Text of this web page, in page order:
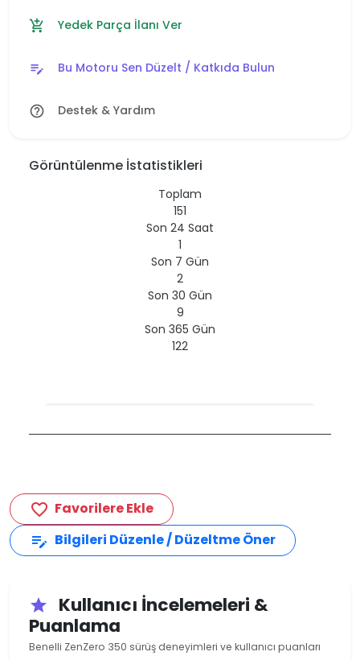
add_shopping_cart Yedek Parça İlanı Ver
edit_note Bu Motoru Sen Düzelt / Katkıda Bulun
help_outline Destek & Yardım
Görüntülenme İstatistikleri
Toplam
151
Son 24 Saat
1
Son 7 Gün
2
Son 30 Gün
9
Son 365 Gün
122
favorite_border Favorilere Ekle
edit_note Bilgileri Düzenle / Düzeltme Öner
star
Kullanıcı İncelemeleri &
Puanlama
Benelli ZenZero 350 sürüş deneyimleri ve kullanıcı puanları